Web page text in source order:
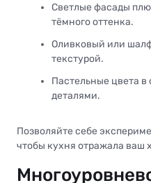
Светлые фасады
тёмного оттенка.
Оливковый или
текстурой.
Пастельные цвета
деталями.
Позволяйте себе
чтобы кухня отражала ваш